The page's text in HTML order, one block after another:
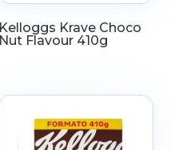
Kelloggs Krave Choco
Nut Flavour 410g